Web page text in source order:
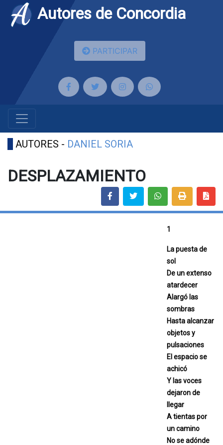
Autores de Concordia
PARTICIPAR
AUTORES - DANIEL SORIA
DESPLAZAMIENTO
1
La puesta de
sol
De un extenso
atardecer
Alargó las
sombras
Hasta alcanzar
objetos y
pulsaciones
El espacio se
achicó
Y las voces
dejaron de
llegar
A tientas por
un camino
No se adónde